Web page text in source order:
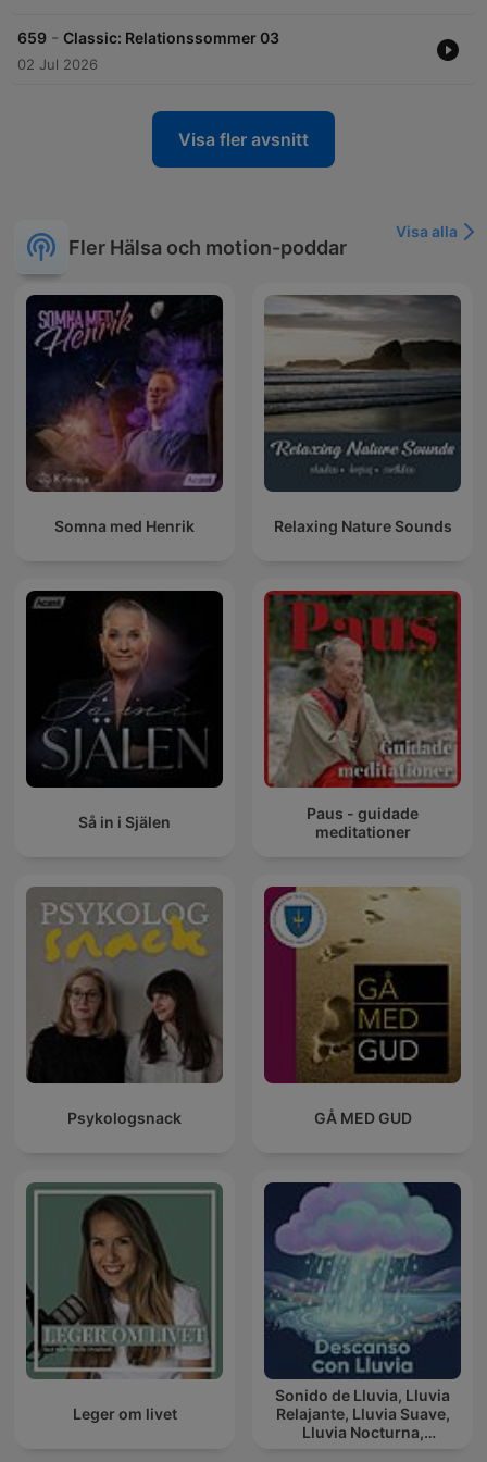
659 - Classic: Relationssommer 03
02 Jul 2026
Visa fler avsnitt
Fler Hälsa och motion-poddar
Visa alla
Somna med Henrik Relaxing Nature Sounds
Så in i Själen
Paus - guidade
meditationer
Psykologsnack GÅ MED GUD
Leger om livet
Sonido de Lluvia, Lluvia
Relajante, Lluvia Suave,
Lluvia Nocturna,